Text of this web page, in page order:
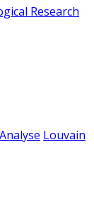
Research
Louvain